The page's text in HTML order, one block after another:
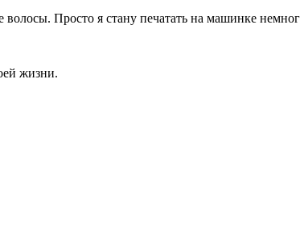
волосы. Просто я стану печатать на машинке
жизни.